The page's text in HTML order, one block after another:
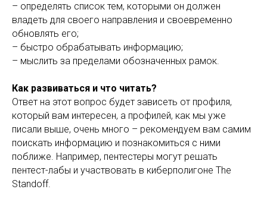
– определять список тем, которыми он должен
владеть для своего направления и своевременно
обновлять его;
– быстро обрабатывать информацию;
– мыслить за пределами обозначенных рамок.
Как развиваться и что читать?
Ответ на этот вопрос будет зависеть от профиля,
который вам интересен, а профилей, как мы уже
писали выше, очень много – рекомендуем вам самим
поискать информацию и познакомиться с ними
поближе. Например, пентестеры могут решать
пентест-лабы и участвовать в киберполигоне The
Standoff.